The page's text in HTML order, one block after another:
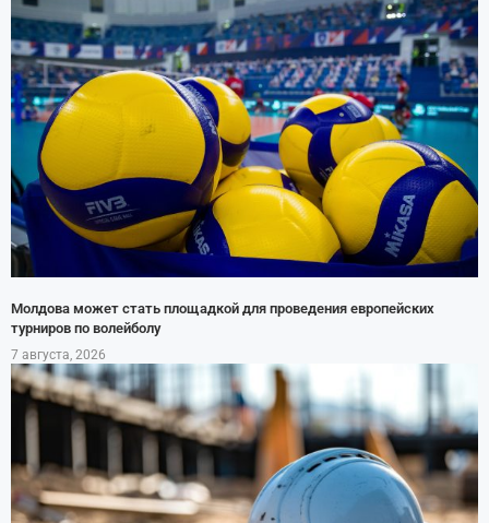
Молдова может стать площадкой для проведения европейских
турниров по волейболу
7 августа, 2026